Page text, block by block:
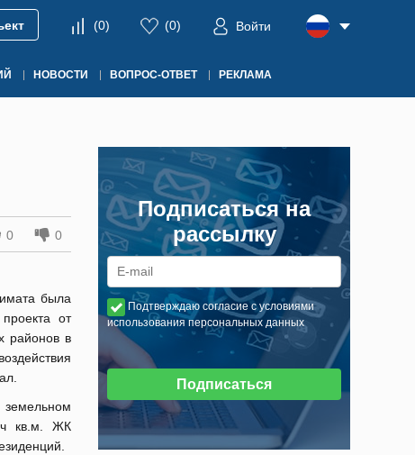
(0) (0) Войти
НОВОСТИ ВОПРОС-ОТВЕТ РЕКЛАМА
0 0
была
от
районов в
земельном
кв.м. ЖК
Подписаться на
рассылку
Подтверждаю согласие с условиями
использования персональных данных
Подписаться